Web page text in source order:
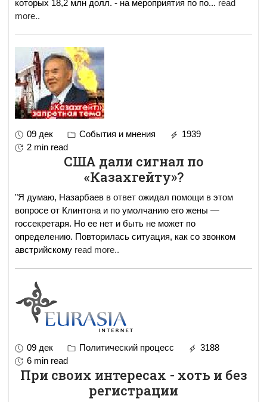
которых 18,2 млн долл. - на мероприятия по по... read
more..
09 дек События и мнения
1939
2 min read
США дали сигнал по
«Казахгейту»?
"Я думаю, Назарбаев в ответ ожидал помощи в этом
вопросе от Клинтона и по умолчанию его жены —
госсекретаря. Но ее нет и быть не может по
определению. Повторилась ситуация, как со звонком
австрийскому read more..
09 дек Политический процесс
3188
6 min read
При своих интересах - хоть и без
регистрации